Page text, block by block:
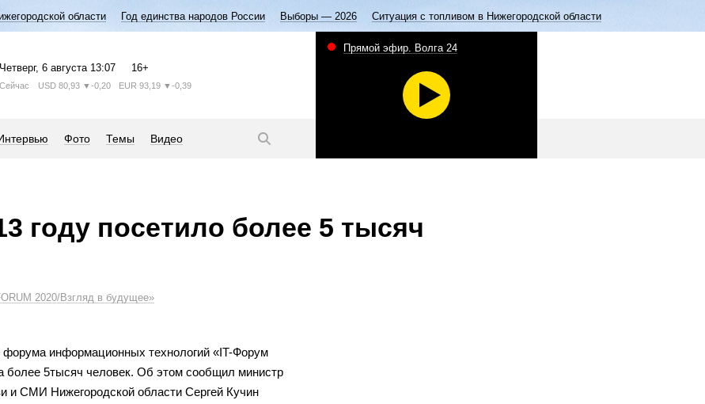
области Год единства народов России Выборы — 2026 Ситуация с топливом в Нижегородской области
Четверг, 6 августа 13:07 16+
Сейчас USD 80,93 ▼-0,20 EUR 93,19 ▼-0,39
Фото Темы Видео
Прямой эфир. Волга 24
году посетило более 5 тысяч
2020/Взгляд в будущее»
информационных технологий «IT-Форум
более 5тысяч человек. Об этом сообщил министр
и СМИ Нижегородской области Сергей Кучин